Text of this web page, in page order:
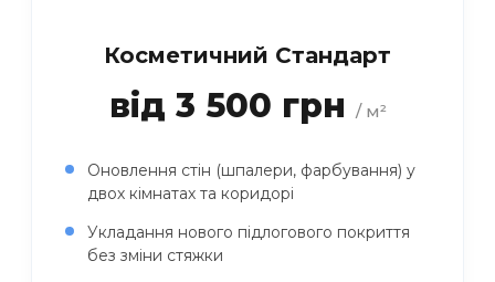
Косметичний Стандарт
від 3 500 грн / м²
Оновлення стін (шпалери, фарбування) у
двох кімнатах та коридорі
Укладання нового підлогового покриття
без зміни стяжки